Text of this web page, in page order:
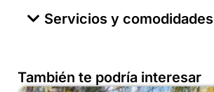
Servicios y comodidades
También te podría interesar